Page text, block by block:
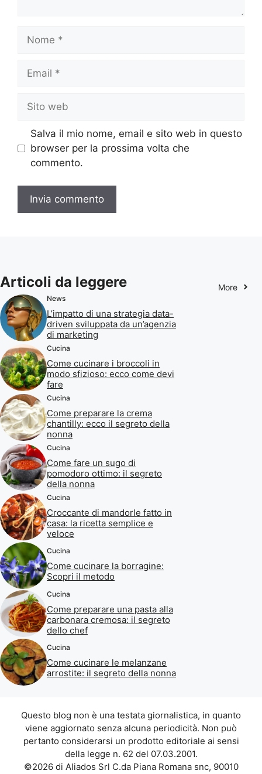
Nome
Email
Sito
web
Salva il mio nome, email e sito web in questo
browser per la prossima volta che
commento.
Articoli da leggere More
News
L’impatto di una strategia data-
driven sviluppata da un’agenzia
di marketing
Cucina
Come cucinare i broccoli in
modo sfizioso: ecco come devi
fare
Cucina
Come preparare la crema
chantilly: ecco il segreto della
nonna
Cucina
Come fare un sugo di
pomodoro ottimo: il segreto
della nonna
Cucina
Croccante di mandorle fatto in
casa: la ricetta semplice e
veloce
Cucina
Come cucinare la borragine:
Scopri il metodo
Cucina
Come preparare una pasta alla
carbonara cremosa: il segreto
dello chef
Cucina
Come cucinare le melanzane
arrostite: il segreto della nonna
Questo blog non è una testata giornalistica, in quanto
viene aggiornato senza alcuna periodicità. Non può
pertanto considerarsi un prodotto editoriale ai sensi
della legge n. 62 del 07.03.2001.
©2026 di Aliados Srl C.da Piana Romana snc, 90010